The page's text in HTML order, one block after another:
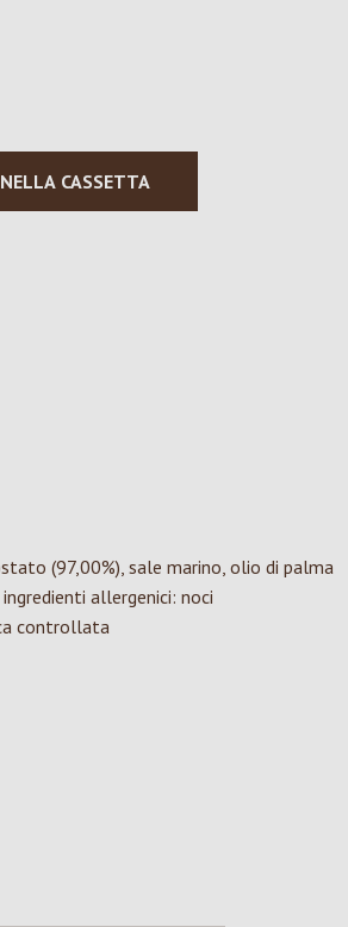
CASSETTA
(97,00%), sale marino, olio di palma
allergenici: noci
controllata